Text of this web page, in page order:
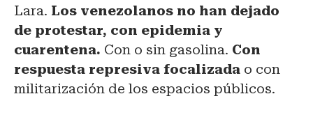
Lara. Los venezolanos no han dejado
de protestar, con epidemia y
cuarentena. Con o sin gasolina. Con
respuesta represiva focalizada o con
militarización de los espacios públicos.